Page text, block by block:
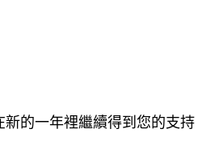
的一年裡繼續得到您的支持